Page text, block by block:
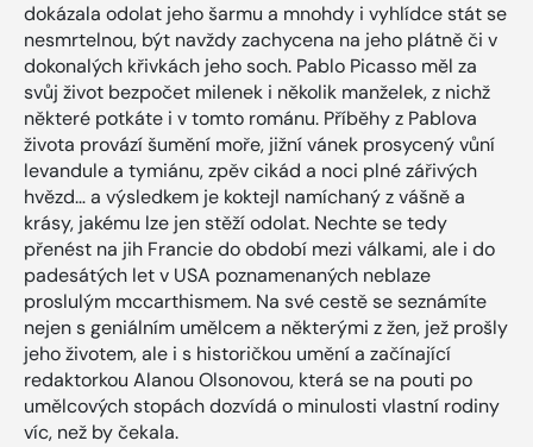
dokázala odolat jeho šarmu a mnohdy i vyhlídce stát se
nesmrtelnou, být navždy zachycena na jeho plátně či v
dokonalých křivkách jeho soch. Pablo Picasso měl za
svůj život bezpočet milenek i několik manželek, z nichž
některé potkáte i v tomto románu. Příběhy z Pablova
života provází šumění moře, jižní vánek prosycený vůní
levandule a tymiánu, zpěv cikád a noci plné zářivých
hvězd… a výsledkem je koktejl namíchaný z vášně a
krásy, jakému lze jen stěží odolat. Nechte se tedy
přenést na jih Francie do období mezi válkami, ale i do
padesátých let v USA poznamenaných neblaze
proslulým mccarthismem. Na své cestě se seznámíte
nejen s geniálním umělcem a některými z žen, jež prošly
jeho životem, ale i s historičkou umění a začínající
redaktorkou Alanou Olsonovou, která se na pouti po
umělcových stopách dozvídá o minulosti vlastní rodiny
víc, než by čekala.